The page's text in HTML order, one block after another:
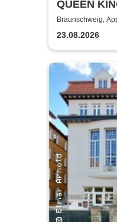
QUEEN
Braunschweig,
23.08.2026